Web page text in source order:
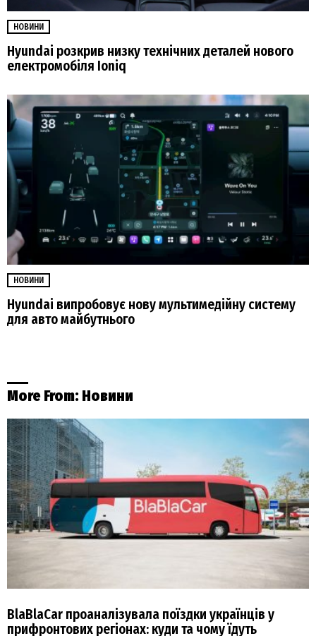
НОВИНИ
Hyundai розкрив низку технічних деталей нового
електромобіля Ioniq
НОВИНИ
Hyundai випробовує нову мультимедійну систему
для авто майбутнього
More From: Новини
BlaBlaCar проаналізувала поїздки українців у
прифронтових регіонах: куди та чому їдуть